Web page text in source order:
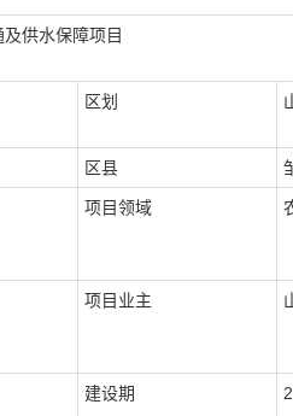
供水保障项目
区划
区县
项目领域
项目业主
建设期